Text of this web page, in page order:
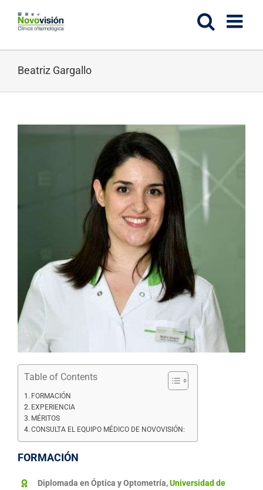
contenido
Beatriz Gargallo
Table of Contents
FORMACIÓN
EXPERIENCIA
MÉRITOS
CONSULTA EL EQUIPO MÉDICO DE NOVOVISIÓN:
FORMACIÓN
Diplomada en Óptica y Optometría,Universidad de